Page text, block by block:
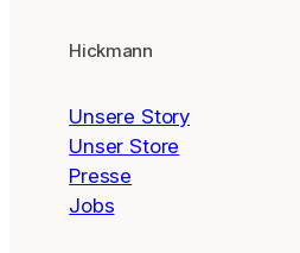
Hickmann
Unsere Story
Unser Store
Presse
Jobs